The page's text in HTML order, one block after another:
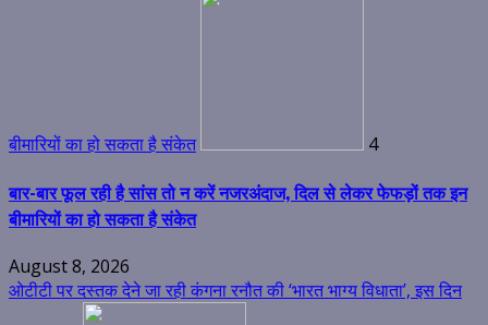
बीमारियों का हो सकता है संकेत 4
बार-बार फूल रही है सांस तो न करें नजरअंदाज, दिल से लेकर फेफड़ों तक इन
बीमारियों का हो सकता है संकेत
August 8, 2026
ओटीटी पर दस्तक देने जा रही कंगना रनौत की ‘भारत भाग्य विधाता’, इस दिन